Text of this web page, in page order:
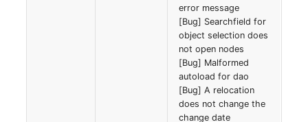
(Person)
Zugewiesene Objekte
(Personengruppe)
Zugewiesene Personen
(Organisation)
error message
[Bug] Searchfield for
object selection does
not open nodes
[Bug] Malformed
autoload for dao
[Bug] A relocation
does not change the
change date